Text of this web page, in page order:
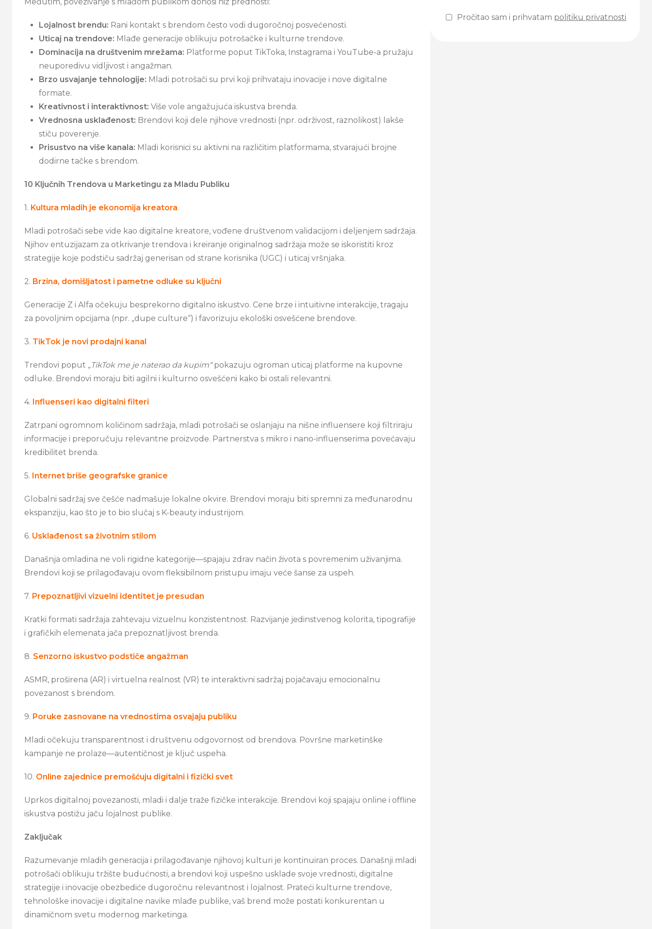
Lojalnost brendu: Rani kontakt s brendom često vodi dugoročnoj posvećenosti.
Uticaj na trendove: Mlađe generacije oblikuju potrošačke i kulturne trendove.
Dominacija na društvenim mrežama: Platforme poput TikToka, Instagrama i YouTube-a pružaju
neuporedivu vidljivost i angažman.
Brzo usvajanje tehnologije: Mladi potrošači su prvi koji prihvataju inovacije i nove digitalne
formate.
Kreativnost i interaktivnost: Više vole angažujuća iskustva brenda.
Vrednosna usklađenost: Brendovi koji dele njihove vrednosti (npr. održivost, raznolikost) lakše
stiču poverenje.
Prisustvo na više kanala: Mladi korisnici su aktivni na različitim platformama, stvarajući brojne
dodirne tačke s brendom.
10 Ključnih Trendova u Marketingu za Mladu Publiku
1. Kultura mladih je ekonomija kreatora
Mladi potrošači sebe vide kao digitalne kreatore, vođene društvenom validacijom i deljenjem sadržaja.
Njihov entuzijazam za otkrivanje trendova i kreiranje originalnog sadržaja može se iskoristiti kroz
strategije koje podstiču sadržaj generisan od strane korisnika (UGC) i uticaj vršnjaka.
2. Brzina, domišljatost i pametne odluke su ključni
Generacije Z i Alfa očekuju besprekorno digitalno iskustvo. Cene brze i intuitivne interakcije, tragaju
za povoljnim opcijama (npr. „dupe culture“) i favorizuju ekološki osvešćene brendove.
3. TikTok je novi prodajni kanal
Trendovi poput „TikTok me je naterao da kupim“pokazuju ogroman uticaj platforme na kupovne
odluke. Brendovi moraju biti agilni i kulturno osvešćeni kako bi ostali relevantni.
4. Influenseri kao digitalni filteri
Zatrpani ogromnom količinom sadržaja, mladi potrošači se oslanjaju na nišne influensere koji filtriraju
informacije i preporučuju relevantne proizvode. Partnerstva s mikro i nano-influenserima povećavaju
kredibilitet brenda.
5. Internet briše geografske granice
Globalni sadržaj sve češće nadmašuje lokalne okvire. Brendovi moraju biti spremni za međunarodnu
ekspanziju, kao što je to bio slučaj s K-beauty industrijom.
6. Usklađenost sa životnim stilom
Današnja omladina ne voli rigidne kategorije—spajaju zdrav način života s povremenim uživanjima.
Brendovi koji se prilagođavaju ovom fleksibilnom pristupu imaju veće šanse za uspeh.
7. Prepoznatljivi vizuelni identitet je presudan
Kratki formati sadržaja zahtevaju vizuelnu konzistentnost. Razvijanje jedinstvenog kolorita, tipografije
i grafičkih elemenata jača prepoznatljivost brenda.
8. Senzorno iskustvo podstiče angažman
ASMR, proširena (AR) i virtuelna realnost (VR) te interaktivni sadržaj pojačavaju emocionalnu
povezanost s brendom.
9. Poruke zasnovane na vrednostima osvajaju publiku
Mladi očekuju transparentnost i društvenu odgovornost od brendova. Površne marketinške
kampanje ne prolaze—autentičnost je ključ uspeha.
10. Online zajednice premošćuju digitalni i fizički svet
Uprkos digitalnoj povezanosti, mladi i dalje traže fizičke interakcije. Brendovi koji spajaju online i offline
iskustva postižu jaču lojalnost publike.
Zaključak
Razumevanje mladih generacija i prilagođavanje njihovoj kulturi je kontinuiran proces. Današnji mladi
potrošači oblikuju tržište budućnosti, a brendovi koji uspešno usklade svoje vrednosti, digitalne
strategije i inovacije obezbediće dugoročnu relevantnost i lojalnost. Prateći kulturne trendove,
tehnološke inovacije i digitalne navike mlađe publike, vaš brend može postati konkurentan u
dinamičnom svetu modernog marketinga.
Pročitao sam i prihvatam politiku privatnosti